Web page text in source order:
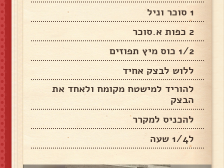
1 סוכר וניל
2 כפות א.סוכר
1/2 כוס מיץ תפוזים
ללוש לבצק אחיד
להוריד למישטח מקומח ולאחד את
הבצק
להכניס למקרר
ל1/4 שעה